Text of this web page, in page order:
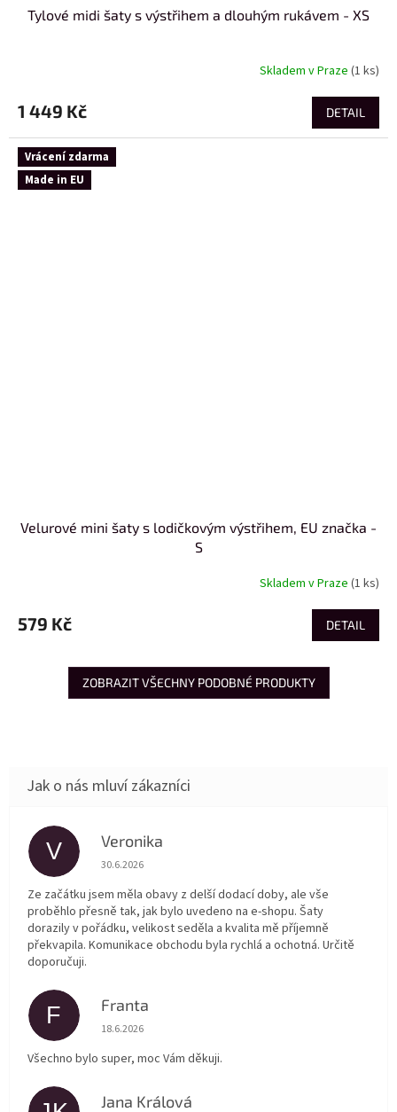
Tylové midi šaty s výstřihem a dlouhým rukávem - XS
Skladem v Praze (1 ks)
1 449 Kč DETAIL
Vrácení zdarma
Made in EU
Velurové mini šaty s lodičkovým výstřihem, EU značka -
S
Skladem v Praze (1 ks)
579 Kč DETAIL
ZOBRAZIT VŠECHNY PODOBNÉ PRODUKTY
V Veronika
Hodnocení obchodu je 5 z 5 hvězdiček.
30.6.2026
Ze začátku jsem měla obavy z delší dodací doby, ale vše
proběhlo přesně tak, jak bylo uvedeno na e-shopu. Šaty
dorazily v pořádku, velikost seděla a kvalita mě příjemně
překvapila. Komunikace obchodu byla rychlá a ochotná. Určitě
doporučuji.
F Franta
Hodnocení obchodu je 5 z 5 hvězdiček.
18.6.2026
Všechno bylo super, moc Vám děkuji.
Jana Králová